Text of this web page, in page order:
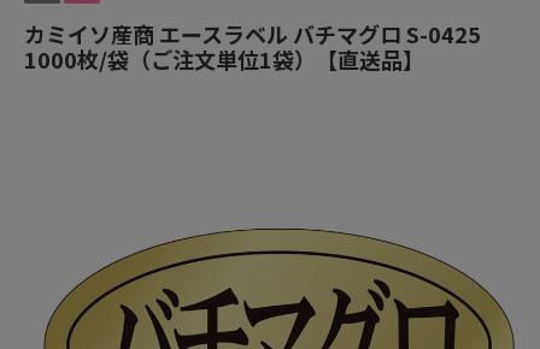
カミイソ産商 エースラベル バチマグロ S-0425
1000枚/袋（ご注文単位1袋）【直送品】